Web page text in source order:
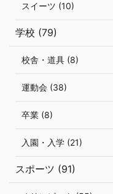
スイーツ (10)
学校 (79)
校舎・道具 (8)
運動会 (38)
卒業 (8)
入園・入学 (21)
スポーツ (91)